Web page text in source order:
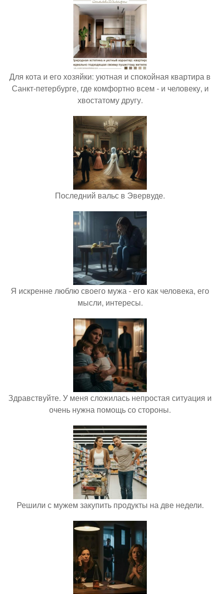
Для кота и его хозяйки: уютная и спокойная квартира в
Санкт-петербурге, где комфортно всем - и человеку, и
хвостатому другу.
Последний вальс в Эвервуде.
Я искренне люблю своего мужа - его как человека, его
мысли, интересы.
Здравствуйте. У меня сложилась непростая ситуация и
очень нужна помощь со стороны.
Решили с мужем закупить продукты на две недели.